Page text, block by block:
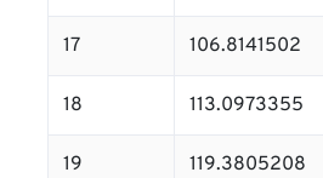
17 106.8141502
18 113.0973355
19 119.3805208